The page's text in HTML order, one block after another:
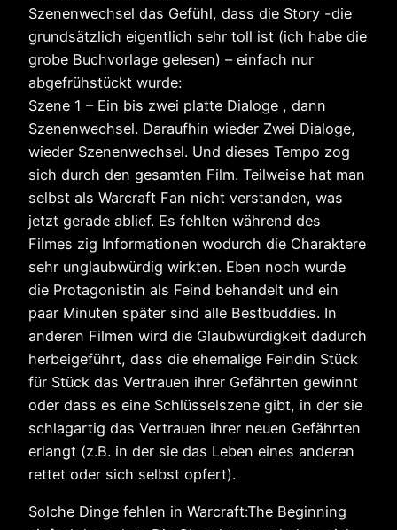
Szenenwechsel das Gefühl, dass die Story -die
grundsätzlich eigentlich sehr toll ist (ich habe die
grobe Buchvorlage gelesen) – einfach nur
abgefrühstückt wurde:
Szene 1 – Ein bis zwei platte Dialoge , dann
Szenenwechsel. Daraufhin wieder Zwei Dialoge,
wieder Szenenwechsel. Und dieses Tempo zog
sich durch den gesamten Film. Teilweise hat man
selbst als Warcraft Fan nicht verstanden, was
jetzt gerade ablief. Es fehlten während des
Filmes zig Informationen wodurch die Charaktere
sehr unglaubwürdig wirkten. Eben noch wurde
die Protagonistin als Feind behandelt und ein
paar Minuten später sind alle Bestbuddies. In
anderen Filmen wird die Glaubwürdigkeit dadurch
herbeigeführt, dass die ehemalige Feindin Stück
für Stück das Vertrauen ihrer Gefährten gewinnt
oder dass es eine Schlüsselszene gibt, in der sie
schlagartig das Vertrauen ihrer neuen Gefährten
erlangt (z.B. in der sie das Leben eines anderen
rettet oder sich selbst opfert).
Solche Dinge fehlen in Warcraft:The Beginning